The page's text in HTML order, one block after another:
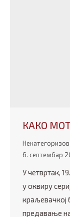
КАКО
6. септембар
У четвртак,
у оквиру
краљевачкој
предавање